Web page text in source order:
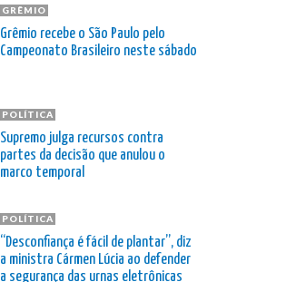
GRÊMIO
Grêmio recebe o São Paulo pelo
Campeonato Brasileiro neste sábado
POLÍTICA
Supremo julga recursos contra
partes da decisão que anulou o
marco temporal
POLÍTICA
“Desconfiança é fácil de plantar”, diz
a ministra Cármen Lúcia ao defender
a segurança das urnas eletrônicas